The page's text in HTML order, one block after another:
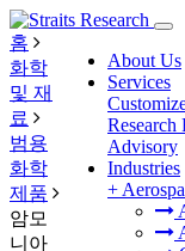
About Us
Services
Research
Advisory
Industries
+
홈
화학
및 재
료
범용
화학
제품
암모
니아